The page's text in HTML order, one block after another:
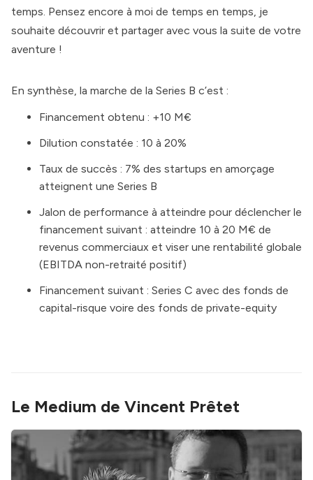
temps. Pensez encore à moi de temps en temps, je
souhaite découvrir et partager avec vous la suite de votre
aventure !
En synthèse, la marche de la Series B c’est :
Financement obtenu : +10 M€
Dilution constatée : 10 à 20%
Taux de succès : 7% des startups en amorçage
atteignent une Series B
Jalon de performance à atteindre pour déclencher le
financement suivant : atteindre 10 à 20 M€ de
revenus commerciaux et viser une rentabilité globale
(EBITDA non-retraité positif)
Financement suivant : Series C avec des fonds de
capital-risque voire des fonds de private-equity
Le Medium de Vincent Prêtet